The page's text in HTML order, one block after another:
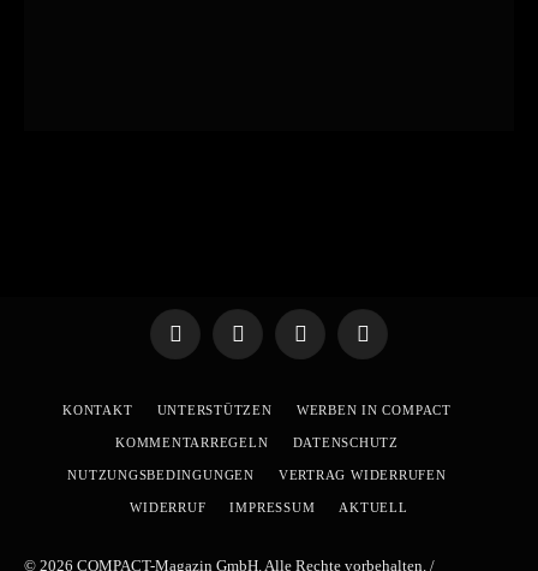
TelegramWhatsApp
X
YouTube
KONTAKT UNTERSTÜTZEN WERBEN IN COMPACT
KOMMENTARREGELN DATENSCHUTZ
NUTZUNGSBEDINGUNGEN VERTRAG WIDERRUFEN
WIDERRUF IMPRESSUM AKTUELL
© 2026 COMPACT-Magazin GmbH. Alle Rechte vorbehalten. /